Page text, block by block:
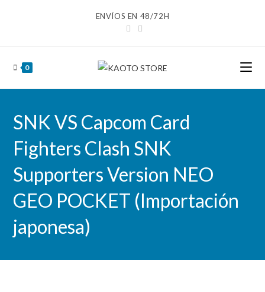
ENVÍOS EN 48/72H
0
SNK VS Capcom Card
Fighters Clash SNK
Supporters Version NEO
GEO POCKET (Importación
japonesa)